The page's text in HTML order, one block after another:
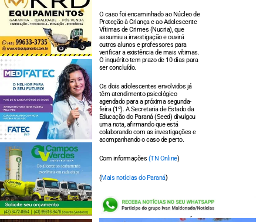
O caso foi encaminhado ao Núcleo de
Proteção à Criança e ao Adolescente
Vítimas de Crimes (Nucria), que
assumiu a investigação e ouvirá
outros alunos e professores para
verificar a existência de mais vítimas.
O inquérito tem prazo de 10 dias para
ser concluído.
Os dois adolescentes envolvidos já
têm atendimento psicológico
agendado para a próxima segunda-
feira (1º). A Secretaria de Estado da
Educação do Paraná (Seed) divulgou
uma nota, afirmando que está
colaborando com as investigações e
acompanhando o caso de perto.
Com informações (TN Online)
(Mais notícias do Paraná)